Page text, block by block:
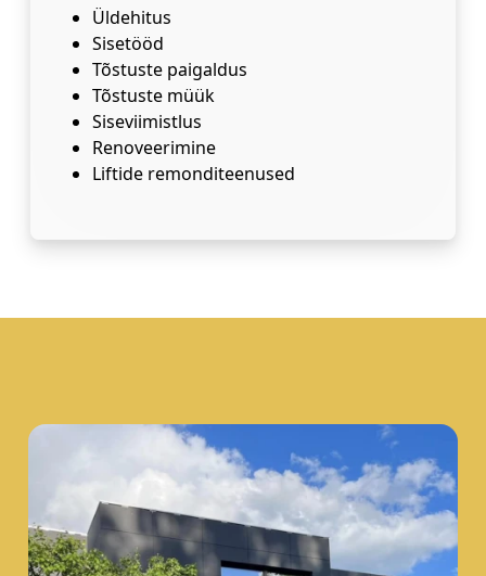
Üldehitus
Sisetööd
Tõstuste paigaldus
Tõstuste müük
Siseviimistlus
Renoveerimine
Liftide remonditeenused